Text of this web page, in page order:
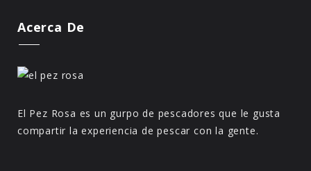
Acerca De
El Pez Rosa es un gurpo de pescadores que le gusta
compartir la experiencia de pescar con la gente.